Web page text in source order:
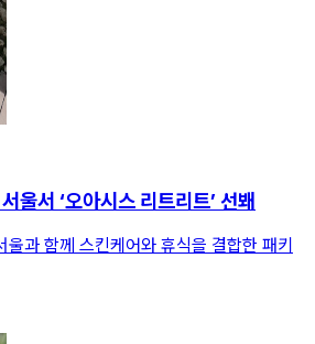
울서 ‘오아시스 리트리트’ 선봬
울과 함께 스킨케어와 휴식을 결합한 패키